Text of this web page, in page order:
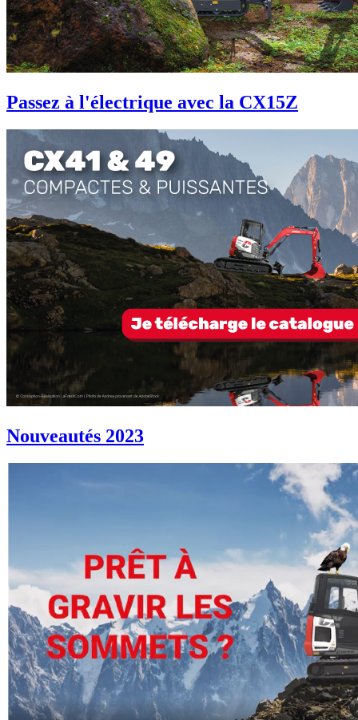
Passez à l'électrique avec la CX15Z
Nouveautés 2023